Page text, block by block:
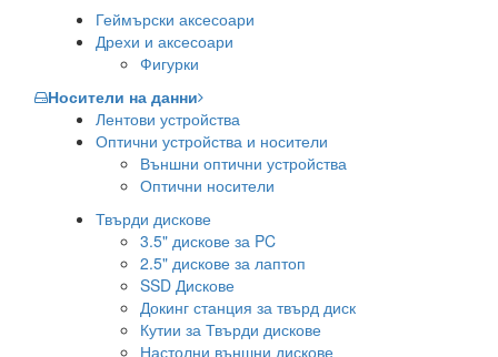
Геймърски аксесоари
Дрехи и аксесоари
Фигурки
Носители на данни
Лентови устройства
Оптични устройства и носители
Външни оптични устройства
Оптични носители
Твърди дискове
3.5" дискове за PC
2.5" дискове за лаптоп
SSD Дискове
Докинг станция за твърд диск
Кутии за Твърди дискове
Настолни външни дискове